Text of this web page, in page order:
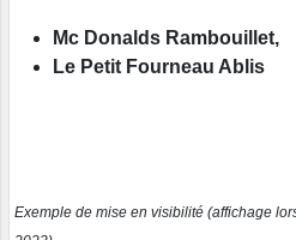
Mc Donalds Rambouillet,
Le Petit Fourneau Ablis
Exemple de mise en visibilité (affichage